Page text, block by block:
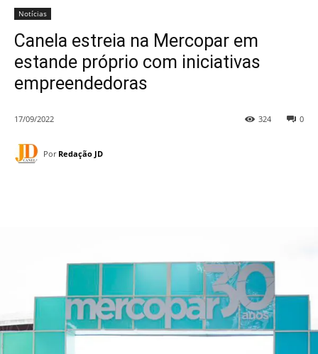
Notícias
Canela estreia na Mercopar em
estande próprio com iniciativas
empreendedoras
17/09/2022 0
324
Por Redação JD